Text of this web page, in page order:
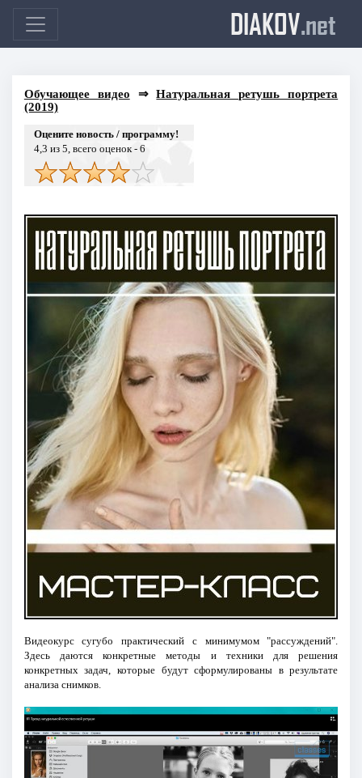
DIAKOV.net
Обучающее видео ⇒Натуральная ретушь портрета
(2019)
Оцените новость / программу!
4,3 из 5, всего оценок - 6
Видеокурс сугубо практический с минимумом "рассуждений".
Здесь даются конкретные методы и техники для решения
конкретных задач, которые будут сформулированы в результате
анализа снимков.